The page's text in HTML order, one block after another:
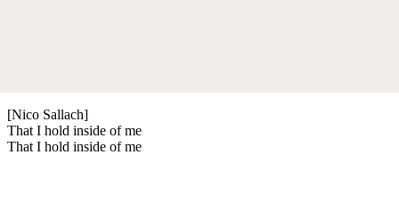
[Nico Sallach]
That I hold inside of me
That I hold inside of me